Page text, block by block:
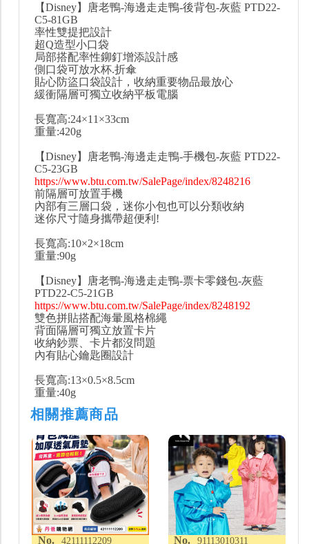
【Disney】唐老鴨-海邊走走鴨-後背包-灰藍 PTD22-
C5-81GB
率性雙提把設計
超Q造型小口袋
局部搭配率性鉚釘增添設計感
側口袋可放水杯.折傘
貼心防盜口袋設計，收納重要物品最放心
緩衝隔層可獨立收納平板電腦
長寬高:24×11×33cm
重量:420g
【Disney】唐老鴨-海邊走走鴨-手機包-灰藍 PTD22-
C5-23GB
https://www.btu.com.tw/SalePage/index/8248216
前隔層可放置手機
內部有三層口袋，迷你小包也可以分類收納
迷你尺寸隨身攜帶超便利!
長寬高:10×2×18cm
重量:90g
【Disney】唐老鴨-海邊走走鴨-票卡零錢包-灰藍
PTD22-C5-21GB
https://www.btu.com.tw/SalePage/index/8248192
雙色拼貼搭配海暈風格棉繩
背面隔層可獨立放置卡片
收納鈔票、卡片都沒問題
內有貼心鑰匙圈設計
長寬高:13×0.5×8.5cm
重量:40g
相關推薦商品
No. 42111112209 No. 91113010311